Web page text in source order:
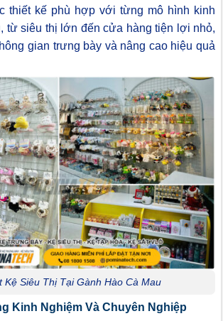
thiết kế phù hợp với từng mô hình kinh
từ siêu thị lớn đến cửa hàng tiện lợi nhỏ,
gian trưng bày và nâng cao hiệu quả
Kệ Siêu Thị Tại Gành Hào Cà Mau
Kinh Nghiệm Và Chuyên Nghiệp